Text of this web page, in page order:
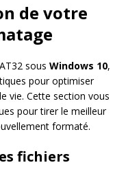
de votre
sous Windows 10,
pour optimiser
vie. Cette section vous
pour tirer le meilleur
formaté.
fichiers